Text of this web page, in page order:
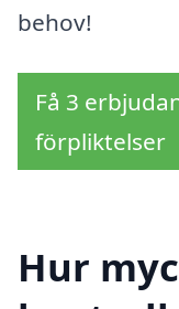
behov!
Få 3
förpliktelser
Hur